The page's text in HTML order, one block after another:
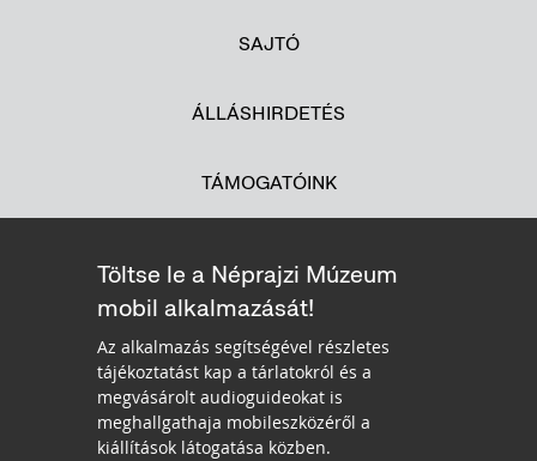
SAJTÓ
ÁLLÁSHIRDETÉS
TÁMOGATÓINK
Töltse le a Néprajzi Múzeum
mobil alkalmazását!
Az alkalmazás segítségével részletes
tájékoztatást kap a tárlatokról és a
megvásárolt audioguideokat is
meghallgathaja mobileszközéről a
kiállítások látogatása közben.